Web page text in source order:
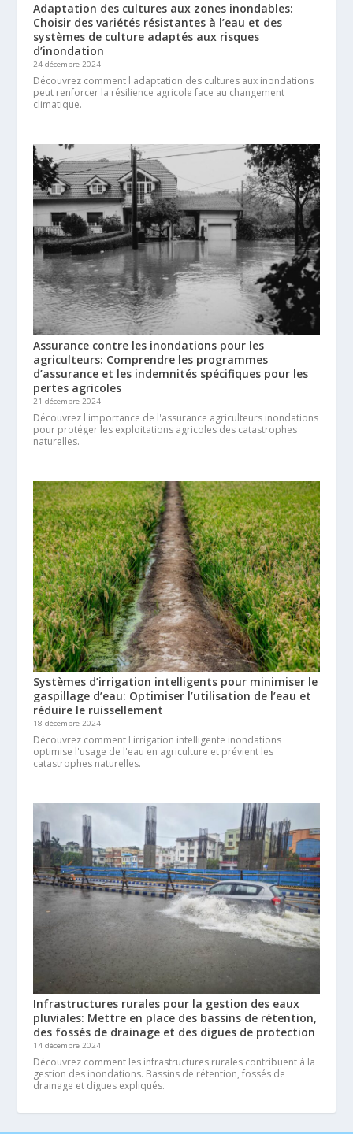
Adaptation des cultures aux zones inondables:
Choisir des variétés résistantes à l’eau et des
systèmes de culture adaptés aux risques
d’inondation
24 décembre 2024
Découvrez comment l'adaptation des cultures aux inondations
peut renforcer la résilience agricole face au changement
climatique.
Assurance contre les inondations pour les
agriculteurs: Comprendre les programmes
d’assurance et les indemnités spécifiques pour les
pertes agricoles
21 décembre 2024
Découvrez l'importance de l'assurance agriculteurs inondations
pour protéger les exploitations agricoles des catastrophes
naturelles.
Systèmes d’irrigation intelligents pour minimiser le
gaspillage d’eau: Optimiser l’utilisation de l’eau et
réduire le ruissellement
18 décembre 2024
Découvrez comment l'irrigation intelligente inondations
optimise l'usage de l'eau en agriculture et prévient les
catastrophes naturelles.
Infrastructures rurales pour la gestion des eaux
pluviales: Mettre en place des bassins de rétention,
des fossés de drainage et des digues de protection
14 décembre 2024
Découvrez comment les infrastructures rurales contribuent à la
gestion des inondations. Bassins de rétention, fossés de
drainage et digues expliqués.